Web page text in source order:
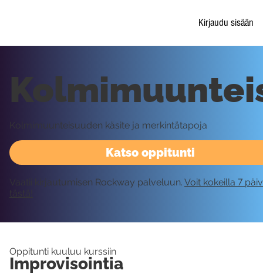
Kirjaudu sisään
Katso oppitunti
Kolmimuunteisuuden käsite ja merkintätapoja
Vaatii kirjautumisen Rockway palveluun. Voit kokeilla 7
tästä!
Oppitunti kuuluu kurssiin
Improvisointia